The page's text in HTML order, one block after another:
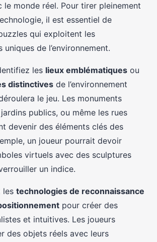
le monde réel. Pour tirer pleinement
il est essentiel de
qui exploitent les
de l’environnement.
les lieux emblématiques ou
distinctives de l’environnement
le jeu. Les monuments
publics, ou même les rues
devenir des éléments clés des
un joueur pourrait devoir
virtuels avec des sculptures
un indice.
les technologies de reconnaissance
pour créer des
et intuitives. Les joueurs
des objets réels avec leurs